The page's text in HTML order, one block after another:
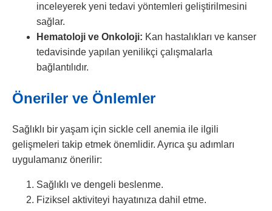
inceleyerek yeni tedavi yöntemleri geliştirilmesini
sağlar.
Hematoloji ve Onkoloji: Kan hastalıkları ve kanser
tedavisinde yapılan yenilikçi çalışmalarla
bağlantılıdır.
Öneriler ve Önlemler
Sağlıklı bir yaşam için sickle cell anemia ile ilgili
gelişmeleri takip etmek önemlidir. Ayrıca şu adımları
uygulamanız önerilir:
Sağlıklı ve dengeli beslenme.
Fiziksel aktiviteyi hayatınıza dahil etme.